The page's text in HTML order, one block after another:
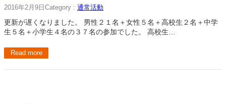
2016年2月9日 Category : 通常活動
更新が遅くなりました。 男性２１名＋女性５名＋高校生２名＋中学
生５名＋小学生４名の３７名の参加でした。 高校生…
Read more